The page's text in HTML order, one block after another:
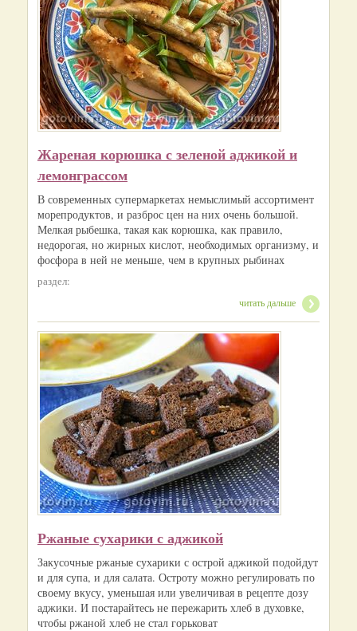
Жареная корюшка с зеленой аджикой и
лемонграссом
В современных супермаркетах немыслимый ассортимент
морепродуктов, и разброс цен на них очень большой.
Мелкая рыбешка, такая как корюшка, как правило,
недорогая, но жирных кислот, необходимых организму, и
фосфора в ней не меньше, чем в крупных рыбинах
раздел:
читать дальше
Ржаные сухарики с аджикой
Закусочные ржаные сухарики с острой аджикой подойдут
и для супа, и для салата. Остроту можно регулировать по
своему вкусу, уменьшая или увеличивая в рецепте дозу
аджики. И постарайтесь не пережарить хлеб в духовке,
чтобы ржаной хлеб не стал горьковат